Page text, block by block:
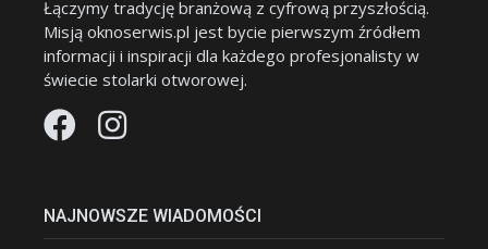
Łączymy tradycję branżową z cyfrową przyszłością.
Misją oknoserwis.pl jest bycie pierwszym źródłem
informacji i inspiracji dla każdego profesjonalisty w
świecie stolarki otworowej.
NAJNOWSZE WIADOMOŚCI